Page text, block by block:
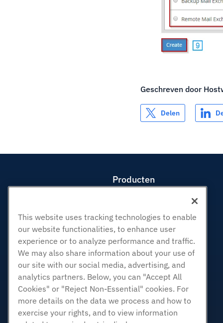
Geschreven door
Delen
Producten
Hosting door wederverkopers
White Label-wederverkoper
Beheerde Linux VPS
Onbemanig Linux VPS
Beheerde ramen VPS
Onbeheerde Windows VPS
Cloud Servers
Load Balancers
This website uses tracking technologies to enable
our website functionalities, to enhance user
experience or to analyze performance and traffic.
We may also share information about your use of
our site with our social media, advertising, and
analytics partners. Below, you can "Accept All
Cookies" or "Reject Non-Essential" cookies. For
more details on the data we process and how to
exercise your rights, and to view information